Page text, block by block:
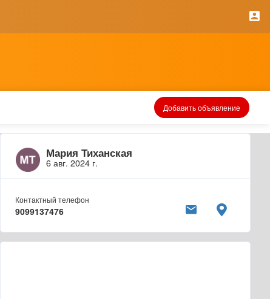
Добавить объявление
Мария Тиханская
6 авг. 2024 г.
Контактный телефон
9099137476